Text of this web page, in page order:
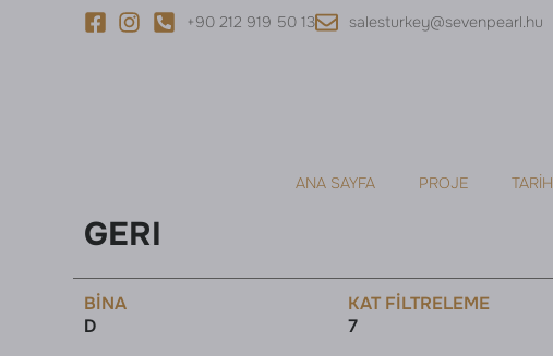
+90 212 919 50 13 salesturkey@sevenpearl.hu
ANA SAYFA PROJE TARIH
GERI
BINA
D
KAT FILTRELEME
7